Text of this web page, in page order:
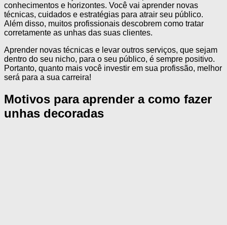
conhecimentos e horizontes. Você vai aprender novas
técnicas, cuidados e estratégias para atrair seu público.
Além disso, muitos profissionais descobrem como tratar
corretamente as unhas das suas clientes.
Aprender novas técnicas e levar outros serviços, que sejam
dentro do seu nicho, para o seu público, é sempre positivo.
Portanto, quanto mais você investir em sua profissão, melhor
será para a sua carreira!
Motivos para aprender a como fazer
unhas decoradas